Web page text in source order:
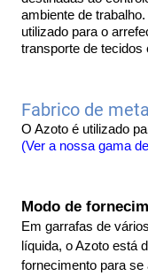
ambiente de
utilizado para o
transporte de tecidos
Fabrico de
(Ver a nossa gama
Modo de
Em garrafas de
líquida, o Azoto está
fornecimento para